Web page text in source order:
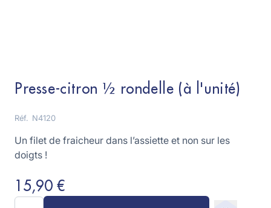
Presse-citron 1⁄2 rondelle (à l'unité)
Réf. N4120
Un filet de fraicheur dans l’assiette et non sur les
doigts !
15,90 €